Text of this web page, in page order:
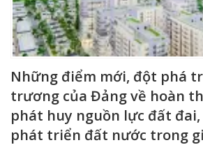
Những điểm mới, đột phá
trương của Đảng về hoàn
phát huy nguồn lực đất
phát triển đất nước trong